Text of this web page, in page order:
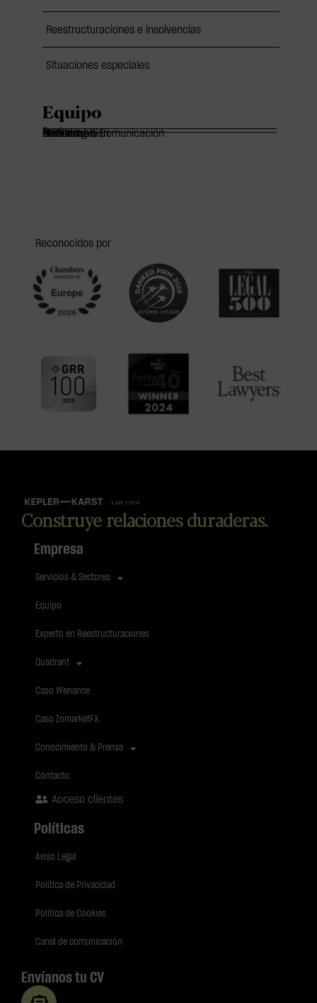
Reestructuraciones e insolvencias
Situaciones especiales
Equipo
Socios
Of Counsels
Asociados
Marketing & Comunicación
Administración
Reconocidos por
Construye relaciones duraderas.
Empresa
Servicios & Sectores
Equipo
Experto en Reestructuraciones
Quadrant
Caso Wenance
Caso InmarketFX
Conocimiento & Prensa
Contacto
Acceso clientes
Políticas
Aviso Legal
Política de Privacidad
Política de Cookies
Canal de comunicación
Envíanos tu CV